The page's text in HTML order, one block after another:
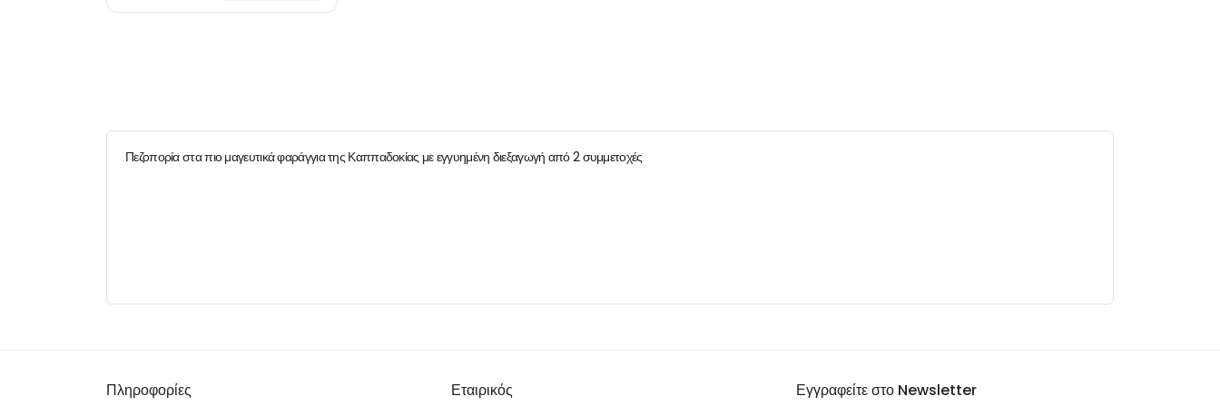
Πεζοπορία στα πιο μαγευτικά φαράγγια της Καππαδοκίας με εγγυημένη διεξαγωγή από 2 συμμετοχές
Πληροφορίες Εταιρικός Εγγραφείτε στο Newsletter